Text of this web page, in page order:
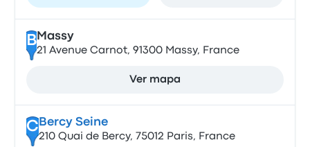
B Massy
21 Avenue Carnot, 91300 Massy, France
Ver mapa
CBercy Seine
210 Quai de Bercy, 75012 Paris, France